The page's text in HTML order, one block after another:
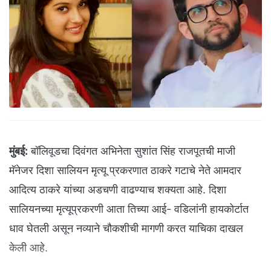
मुंबई: बॉलिवूडचा दिवंगत अभिनेता सुशांत सिंह राजपूतची माजी
मॅनेजर दिशा सालियन मृत्यू प्रकरणात ठाकरे गटाचे नेते आमदार
आदित्य ठाकरे यांच्या अडचणी वाढण्याच शक्यता आहे. दिशा
सालियनच्या मृत्यूप्रकरणी आता तिच्या आई- वडिलांनी हायकोर्टात
धाव घेतली असून नव्याने चौकशीची मागणी करत याचिका दाखल
केली आहे.